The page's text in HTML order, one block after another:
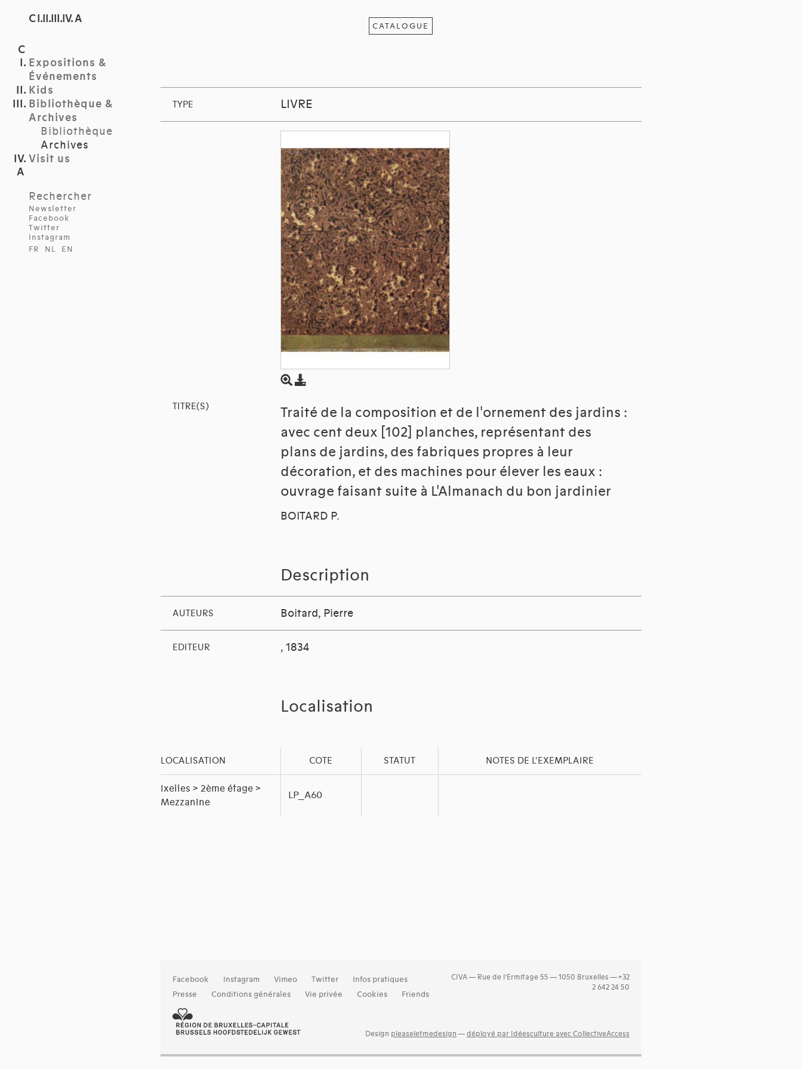
C I.II.III.IV. A
Expositions &
Événements
Kids
Bibliothèque &
Archives
Bibliothèque
Archives
Visit us
Rechercher
Newsletter
Facebook
Twitter
Instagram
FR
NL EN
CATALOGUE
TYPE LIVRE
TITRE(S)
Traité de la composition et de l'ornement des jardins :
avec cent deux [102] planches, représentant des
plans de jardins, des fabriques propres à leur
décoration, et des machines pour élever les eaux :
ouvrage faisant suite à L'Almanach du bon jardinier
BOITARD P.
Description
AUTEURS Boitard, Pierre
EDITEUR , 1834
Localisation
LOCALISATION COTE STATUT NOTES DE L'EXEMPLAIRE
Ixelles > 2ème étage >
Mezzanine
LP_A60
Facebook Instagram Vimeo Twitter
Infos pratiques
Presse
Conditions générales Vie privée Cookies Friends
CIVA — Rue de l’Ermitage 55 — 1050 Bruxelles — +32
2 642 24 50
Design pleaseletmedesign —déployé par Idéesculture avec CollectiveAccess